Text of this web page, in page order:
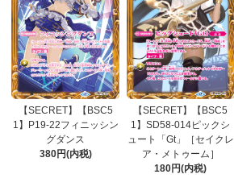
【SECRET】【BSC5
1】P19-22フィニッシン
グダンス
380円(内税)
【SECRET】【BSC5
1】SD58-014ピックシ
ュート「Gt」［セイクレ
ア・メトゥーム］
180円(内税)